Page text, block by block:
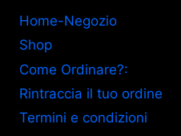
Home-Negozio
Shop
Come Ordinare?:
Rintraccia il tuo ordine
Termini e condizioni